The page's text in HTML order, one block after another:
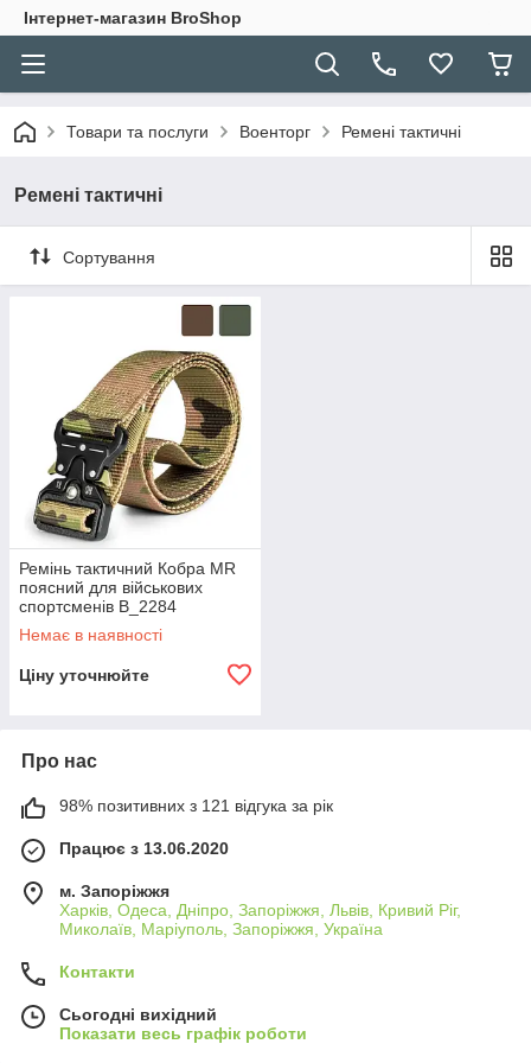
Інтернет-магазин BroShop
Товари та послуги Военторг Ремені тактичні
Ремені тактичні
Сортування
Ремінь тактичний Кобра MR
поясний для військових
спортсменів B_2284
Немає в наявності
Ціну уточнюйте
Про нас
98% позитивних з 121 відгука за рік
Працює з 13.06.2020
м. Запоріжжя
Харків, Одеса, Дніпро, Запоріжжя, Львів, Кривий Ріг,
Миколаїв, Маріуполь, Запоріжжя, Україна
Контакти
Сьогодні вихідний
Показати весь графік роботи